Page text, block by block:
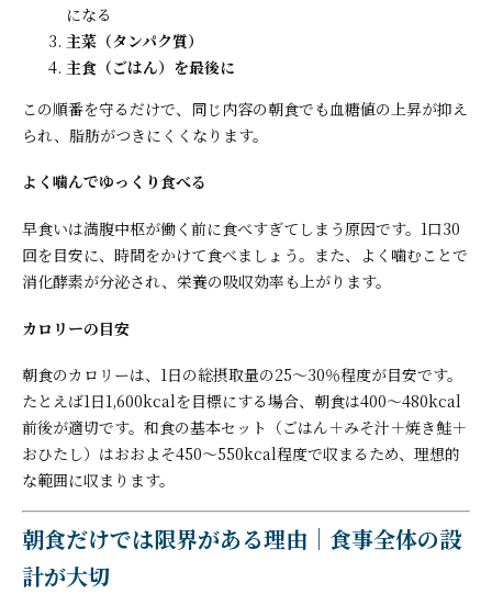
になる
主菜（タンパク質）
主食（ごはん）を最後に
この順番を守るだけで、同じ内容の朝食でも血糖値の上昇が抑え
られ、脂肪がつきにくくなります。
よく噛んでゆっくり食べる
早食いは満腹中枢が働く前に食べすぎてしまう原因です。1口30
回を目安に、時間をかけて食べましょう。また、よく噛むことで
消化酵素が分泌され、栄養の吸収効率も上がります。
カロリーの目安
朝食のカロリーは、1日の総摂取量の25〜30％程度が目安です。
たとえば1日1,600kcalを目標にする場合、朝食は400〜480kcal
前後が適切です。和食の基本セット（ごはん＋みそ汁＋焼き鮭＋
おひたし）はおおよそ450〜550kcal程度で収まるため、理想的
な範囲に収まります。
朝食だけでは限界がある理由｜食事全体の設
計が大切